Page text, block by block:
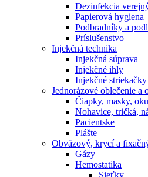
Dezinfekcia
Papierová hygiena
Podbradníky a
Príslušenstvo
Injekčná technika
Injekčná súprava
Injekčné ihly
Injekčné striekačky
Jednorázové oblečenie a
Čiapky, masky,
Nohavice, tričká,
Pacientske
Plášte
Obväzový, krycí a
Gázy
Hemostatika
Sieťky